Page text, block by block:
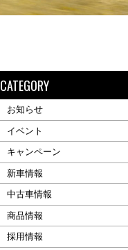
CATEGORY
お知らせ
イベント
キャンペーン
新車情報
中古車情報
商品情報
採用情報